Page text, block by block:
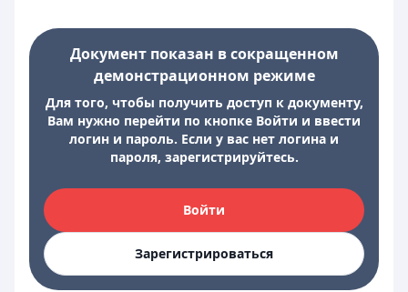
Документ показан в сокращенном
демонстрационном режиме
Для того, чтобы получить доступ к документу,
Вам нужно перейти по кнопке Войти и ввести
логин и пароль. Если у вас нет логина и
пароля, зарегистрируйтесь.
Войти
Зарегистрироваться